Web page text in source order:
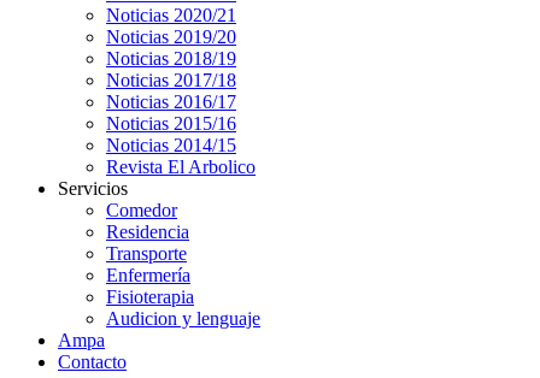
Noticias 2020/21
Noticias 2019/20
Noticias 2018/19
Noticias 2017/18
Noticias 2016/17
Noticias 2015/16
Noticias 2014/15
Revista El Arbolico
Servicios
Comedor
Residencia
Transporte
Enfermería
Fisioterapia
Audicion y lenguaje
Ampa
Contacto